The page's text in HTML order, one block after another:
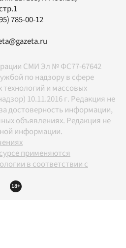
785-00-12
СМИ Эл № ФС77-67642
по надзору в сфере
и массовых
10.11.2016 г. Редакция не
достоверность информации,
объявлениях. Редакция не
информации.
применяются
в соответствии с
18+